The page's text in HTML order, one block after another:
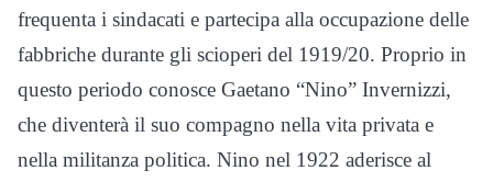
frequenta i sindacati e partecipa alla occupazione delle
fabbriche durante gli scioperi del 1919/20. Proprio in
questo periodo conosce Gaetano “Nino” Invernizzi,
che diventerà il suo compagno nella vita privata e
nella militanza politica. Nino nel 1922 aderisce al